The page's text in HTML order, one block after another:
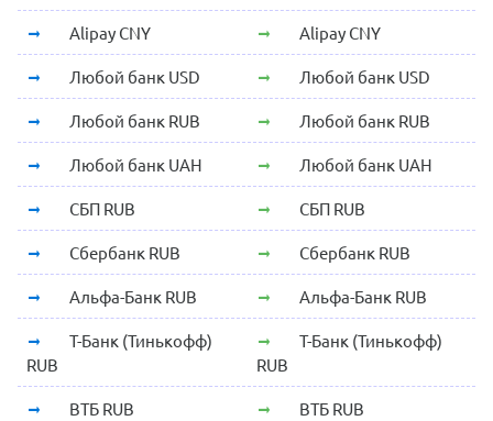
Alipay CNY Alipay CNY
Любой банк USD Любой банк USD
Любой банк RUB Любой банк RUB
Любой банк UAH Любой банк UAH
СБП RUB СБП RUB
Сбербанк RUB Сбербанк RUB
Альфа-Банк RUB Альфа-Банк RUB
Т-Банк (Тинькофф)
RUB
Т-Банк (Тинькофф)
RUB
ВТБ RUB ВТБ RUB